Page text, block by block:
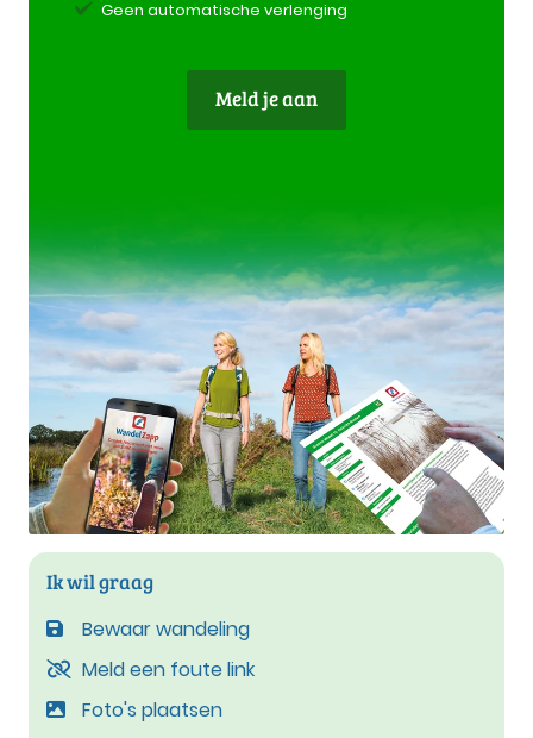
Geen automatische verlenging
Meld je aan
Ik wil graag
Bewaar wandeling
Meld een foute link
Foto's plaatsen